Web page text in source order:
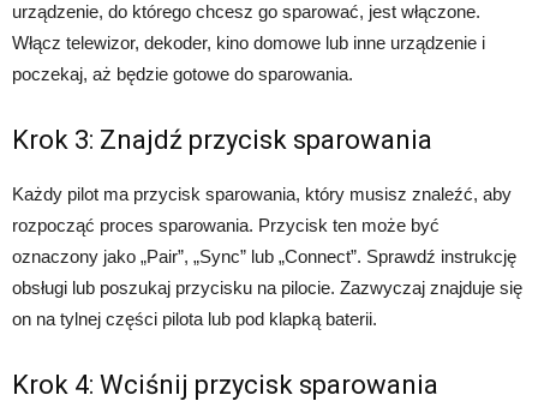
urządzenie, do którego chcesz go sparować, jest włączone.
Włącz telewizor, dekoder, kino domowe lub inne urządzenie i
poczekaj, aż będzie gotowe do sparowania.
Krok 3: Znajdź przycisk sparowania
Każdy pilot ma przycisk sparowania, który musisz znaleźć, aby
rozpocząć proces sparowania. Przycisk ten może być
oznaczony jako „Pair”, „Sync” lub „Connect”. Sprawdź instrukcję
obsługi lub poszukaj przycisku na pilocie. Zazwyczaj znajduje się
on na tylnej części pilota lub pod klapką baterii.
Krok 4: Wciśnij przycisk sparowania